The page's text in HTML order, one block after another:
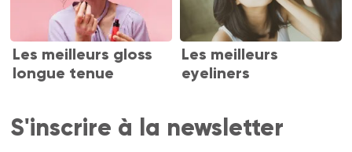
Les meilleurs gloss
longue tenue
Les meilleurs
eyeliners
S'inscrire à la newsletter